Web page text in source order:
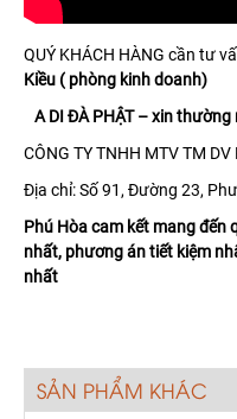
QUÝ KHÁCH HÀNG cần tư
Kiều ( phòng kinh doanh)
A DI ĐÀ PHẬT – xin thường
CÔNG TY TNHH MTV TM DV
Địa chỉ: Số 91, Đường 23,
Phú Hòa cam kết mang
nhất, phương án tiết kiệm
nhất
SẢN PHẨM KHÁC